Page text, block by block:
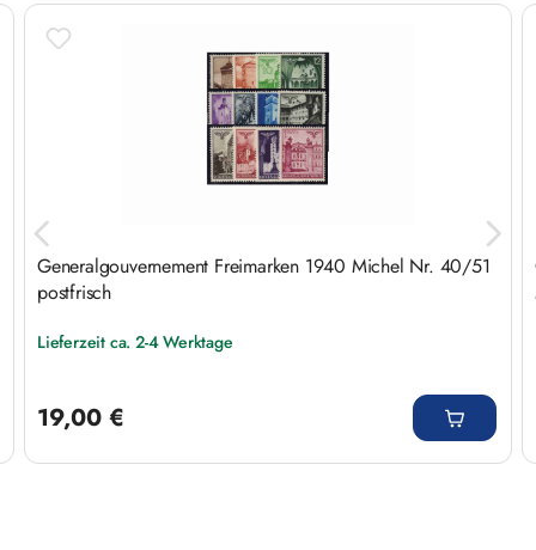
Produktgalerie überspringen
Generalgouvernement Freimarken 1940 Michel Nr. 40/51
postfrisch
Lieferzeit ca. 2-4 Werktage
19,00 €